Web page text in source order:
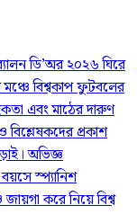
ডি’অর ২০২৬ ঘিরে
বিশ্বকাপ ফুটবলের
এবং মাঠের দারুণ
প্রকাশ
অভিজ্ঞ
স্প্যানিশ
করে নিয়ে বিশ্ব